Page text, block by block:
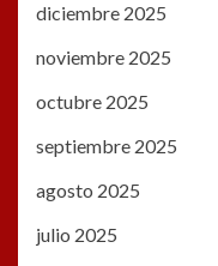
diciembre 2025
noviembre 2025
octubre 2025
septiembre 2025
agosto 2025
julio 2025